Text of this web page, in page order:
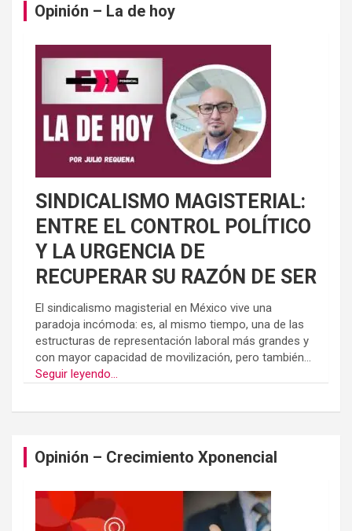
Opinión – La de hoy
SINDICALISMO MAGISTERIAL:
ENTRE EL CONTROL POLÍTICO
Y LA URGENCIA DE
RECUPERAR SU RAZÓN DE SER
El sindicalismo magisterial en México vive una
paradoja incómoda: es, al mismo tiempo, una de las
estructuras de representación laboral más grandes y
con mayor capacidad de movilización, pero también...
Seguir leyendo...
Opinión – Crecimiento Xponencial